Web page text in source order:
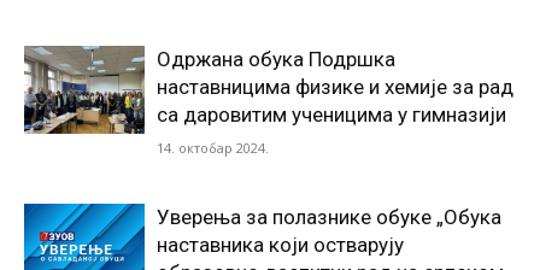
Одржана обука Подршка
наставницима физике и хемије за рад
са даровитим ученицима у гимназији
14. октобар 2024.
Уверења за полазнике обуке „Обука
наставника који остварују